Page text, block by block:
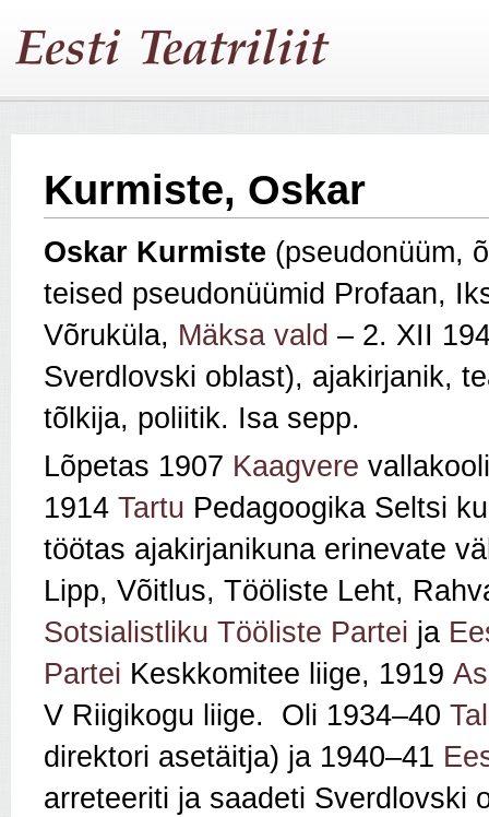
Kurmiste, Oskar
Oskar Kurmiste (pseudonüüm,
teised pseudonüümid Profaan,
Võruküla, Mäksa vald – 2. XII
Sverdlovski oblast), ajakirjanik,
tõlkija, poliitik. Isa sepp.
Lõpetas 1907 Kaagvere
1914 Tartu Pedagoogika Seltsi
töötas ajakirjanikuna erinevate
Lipp, Võitlus, Tööliste Leht,
Sotsialistliku Tööliste Partei ja
Partei Keskkomitee liige, 1919
V Riigikogu liige. Oli 1934–40
direktori asetäitja) ja 1940–41
arreteeriti ja saadeti Sverdlovski